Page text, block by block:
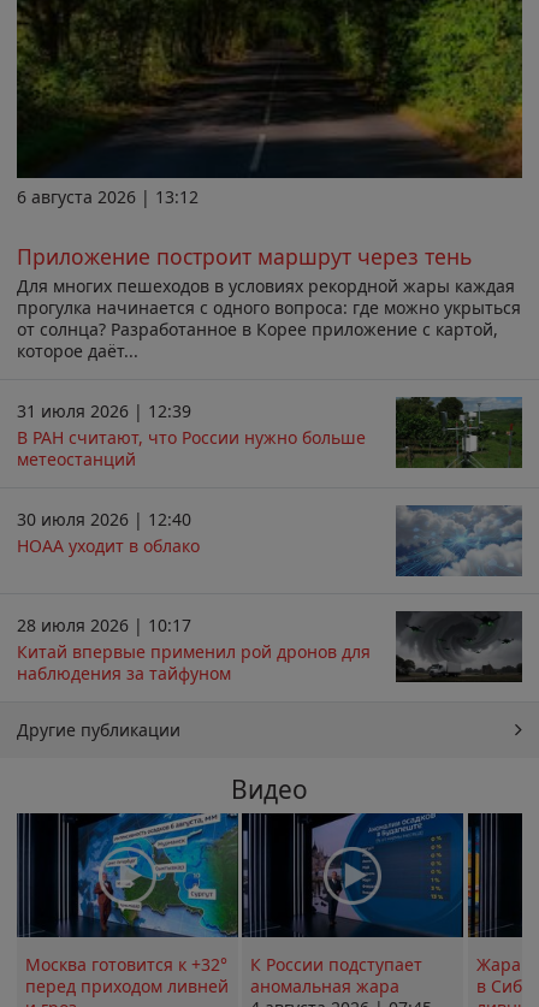
6 августа 2026 | 13:12
Приложение построит маршрут через тень
Для многих пешеходов в условиях рекордной жары каждая
прогулка начинается с одного вопроса: где можно укрыться
от солнца? Разработанное в Корее приложение с картой,
которое даёт...
31 июля 2026 | 12:39
В РАН считают, что России нужно больше
метеостанций
30 июля 2026 | 12:40
НОАА уходит в облако
28 июля 2026 | 10:17
Китай впервые применил рой дронов для
наблюдения за тайфуном
Другие публикации
Видео
Москва готовится к +32°
перед приходом ливней
К России подступает
аномальная жара
Жара в
в